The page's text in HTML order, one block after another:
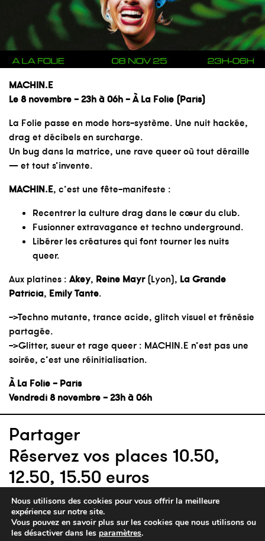
MACHIN.E
Le 8 novembre – 23h à 06h – À La Folie (Paris)
La Folie passe en mode hors-système. Une nuit hackée,
drag et décibels en surcharge.
Un bug dans la matrice, une rave queer où tout déraille
— et tout s’invente.
MACHIN.E, c’est une fête-manifeste :
Recentrer la culture drag dans le cœur du club.
Fusionner extravagance et techno underground.
Libérer les créatures qui font tourner les nuits
queer.
Aux platines : Akey, Reine Mayr(Lyon), La Grande
Patricia, Emily Tante.
->Techno mutante, trance acide, glitch visuel et frénésie
partagée.
->Glitter, sueur et rage queer : MACHIN.E n’est pas une
soirée, c’est une réinitialisation.
À La Folie – Paris
Vendredi 8 novembre – 23h à 06h
Partager
Réservez vos places 10.50,
12.50, 15.50 euros
parc de la villette — 26 avenue corentin cariou
Nous utilisons des cookies pour vous offrir la meilleure
expérience sur notre site.
Vous pouvez en savoir plus sur les cookies que nous utilisons ou
les désactiver dans les paramètres.